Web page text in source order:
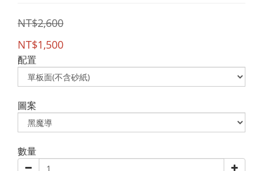
NT$2,600
NT$1,500
配置
圖案
數量